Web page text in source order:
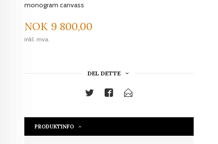
monogram canvass
Pris
NOK 9 800,00
inkl. mva.
DEL DETTE
PRODUKTINFO